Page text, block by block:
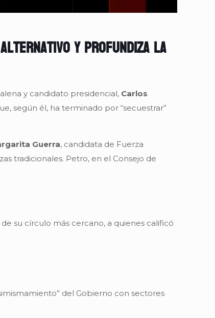
y profundiza la
y candidato presidencial, Carlos
según él, ha terminado por “secuestrar”
Guerra, candidata de Fuerza
tradicionales. Petro, en el Consejo de
su círculo más cercano, a quienes calificó
del Gobierno con sectores